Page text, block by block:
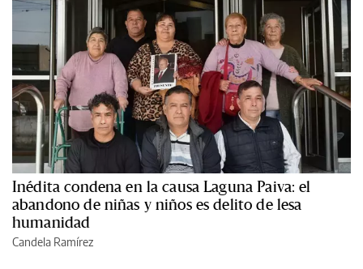
Inédita condena en la causa Laguna Paiva: el
abandono de niñas y niños es delito de lesa
humanidad
Candela Ramírez